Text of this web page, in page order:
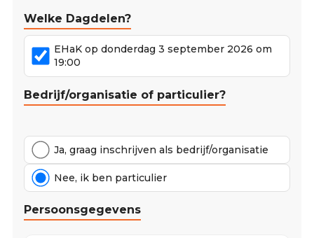
Welke Dagdelen?
EHaK op donderdag 3 september 2026 om
19:00
Bedrijf/organisatie of particulier?
Ja, graag inschrijven als bedrijf/organisatie
Nee, ik ben particulier
Persoonsgegevens